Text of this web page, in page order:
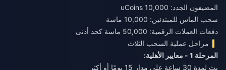
المضيفون الجدد: 10,000 uCoins
سحب الماس للمبتدئين: 10,000 ماسة
دفعات العملات الرقمية: 50,000 ماسة كحد أدنى
مراحل عملية السحب الثلاث
المرحلة 1 - معايير الأهلية:
بث لمدة 30 ساعة على مدار 15 يومًا أو أكثر